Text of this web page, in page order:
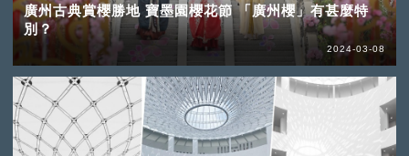
廣州古典賞櫻勝地 寶墨園櫻花節 「廣州櫻」有甚麼特
別？
2024-03-08